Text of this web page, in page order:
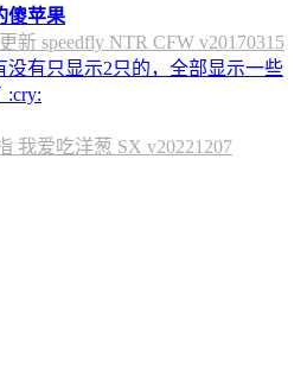
傻苹果
新 speedfly NTR CFW v20170315
没有只显示2只的，全部显示一些
:cry:
我爱吃洋葱 SX v20221207